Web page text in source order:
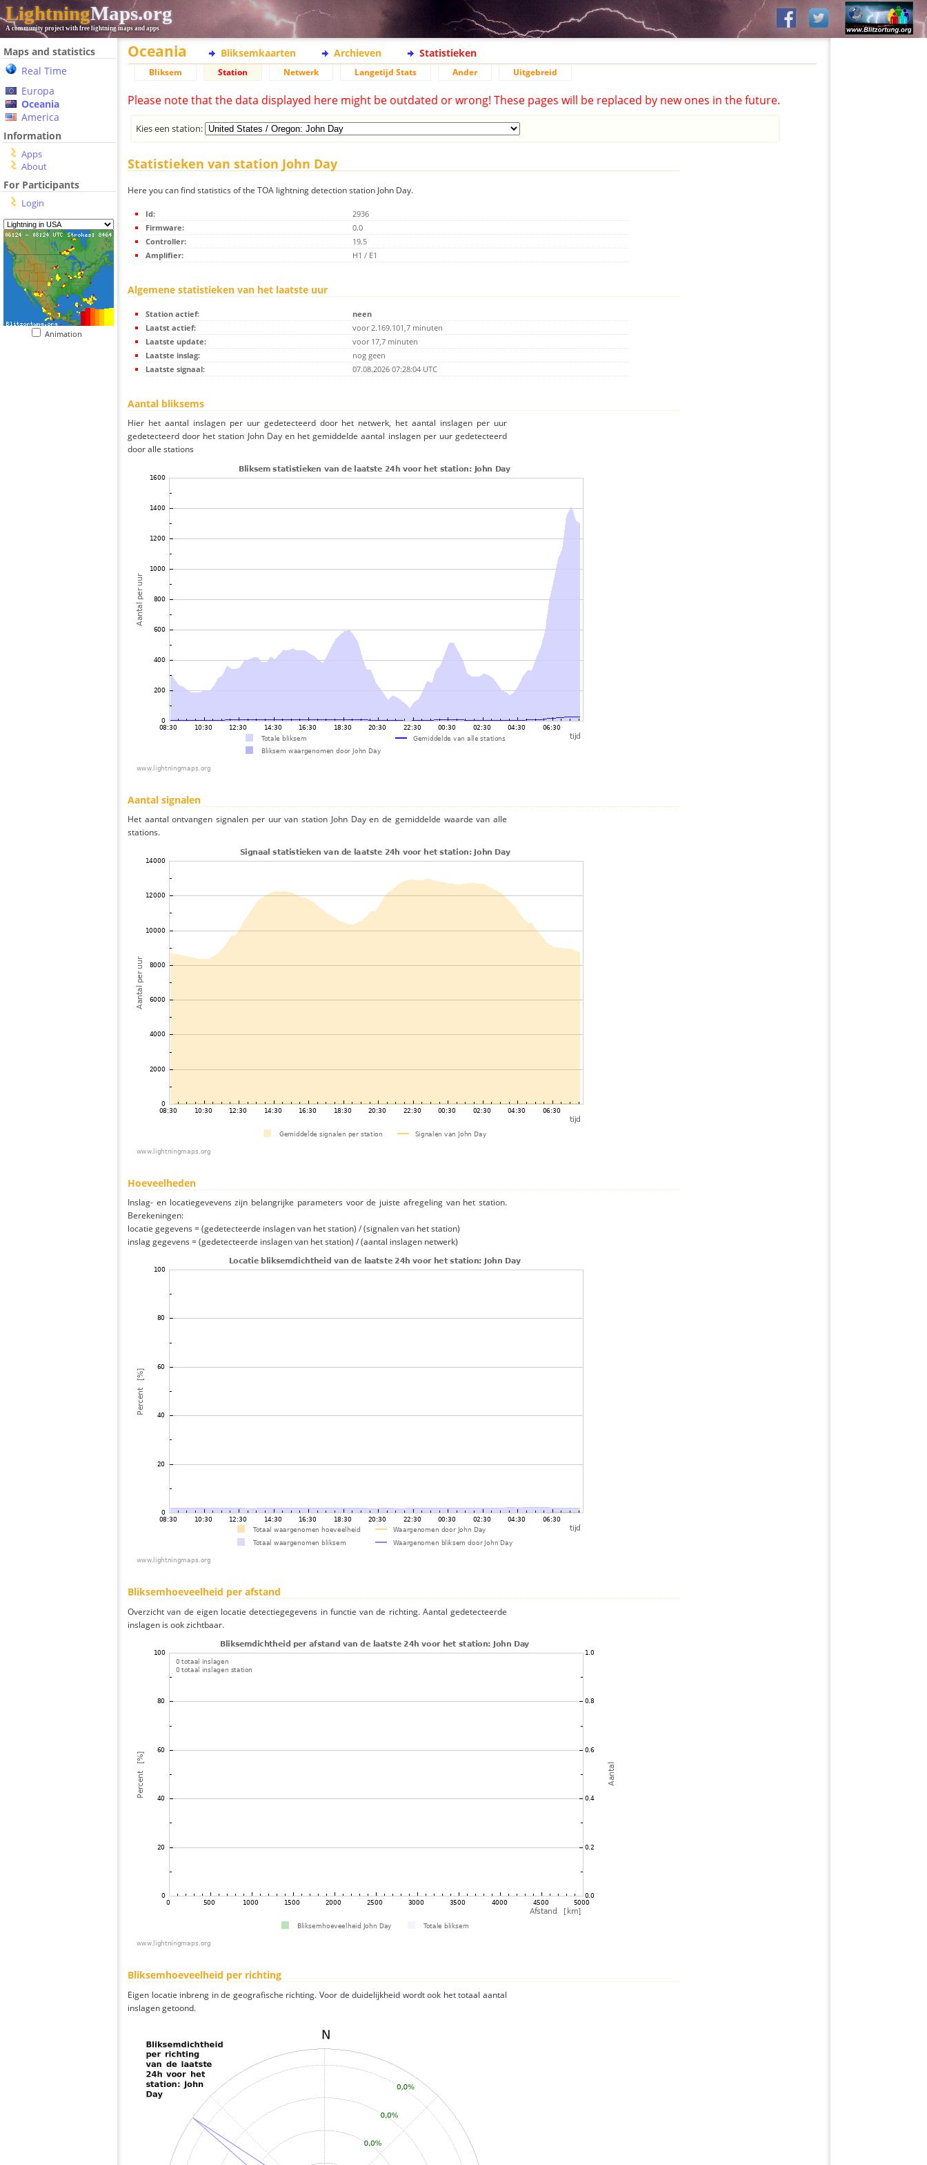
LightningMaps.org
A community project with free lightning maps and apps
Maps and statistics
Real Time
Europa
Oceania
America
Information
Apps
About
For Participants
Login
Animation
Oceania Bliksemkaarten Archieven Statistieken
Bliksem Station Netwerk Langetijd Stats Ander Uitgebreid
Please note that the data displayed here might be outdated or wrong! These pages will be replaced by new ones in the future.
Kies een station:
Statistieken van station John Day
Here you can find statistics of the TOA lightning detection station John Day.
Id:
2936
Firmware:
0.0
Controller:
19.5
Amplifier:
H1 / E1
Algemene statistieken van het laatste uur
Station actief:
neen
Laatst actief:
voor 2.169.101,7 minuten
Laatste update:
voor 17,7 minuten
Laatste inslag:
nog geen
Laatste signaal:
07.08.2026 07:28:04 UTC
Aantal bliksems
Hier het aantal inslagen per uur gedetecteerd door het netwerk, het aantal inslagen per uur
gedetecteerd door het station John Day en het gemiddelde aantal inslagen per uur gedetecteerd
door alle stations
Aantal signalen
Het aantal ontvangen signalen per uur van station John Day en de gemiddelde waarde van alle
stations.
Hoeveelheden
Inslag- en locatiegevevens zijn belangrijke parameters voor de juiste afregeling van het station.
Berekeningen:
locatie gegevens = (gedetecteerde inslagen van het station) / (signalen van het station)
inslag gegevens = (gedetecteerde inslagen van het station) / (aantal inslagen netwerk)
Bliksemhoeveelheid per afstand
Overzicht van de eigen locatie detectiegegevens in functie van de richting. Aantal gedetecteerde
inslagen is ook zichtbaar.
Bliksemhoeveelheid per richting
Eigen locatie inbreng in de geografische richting. Voor de duidelijkheid wordt ook het totaal aantal
inslagen getoond.